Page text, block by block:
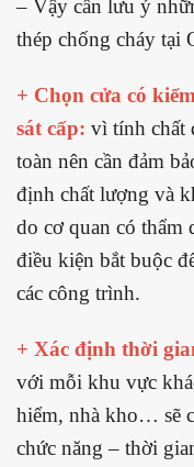
– Vậy cần lưu ý
thép chống cháy tại
+ Chọn cửa có
sát cấp: vì tính chất
toàn nên cần đảm
định chất lượng và
do cơ quan có thẩm
điều kiện bắt buộc
các công trình.
+ Xác định thời
với mỗi khu vực
hiểm, nhà kho… sẽ
chức năng – thời